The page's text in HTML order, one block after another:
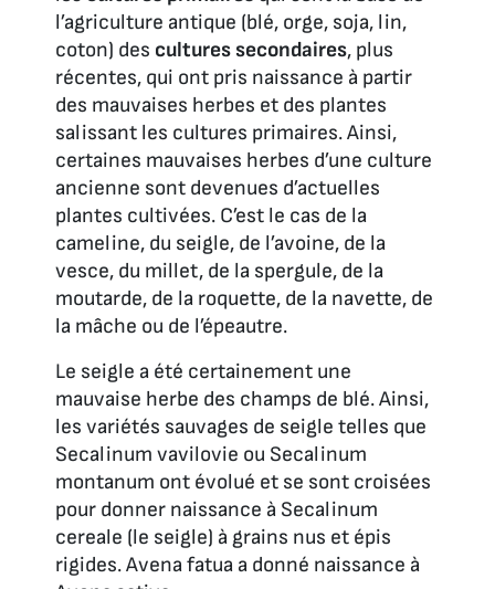
l’agriculture antique (blé, orge, soja, lin,
coton) des cultures secondaires, plus
récentes, qui ont pris naissance à partir
des mauvaises herbes et des plantes
salissant les cultures primaires. Ainsi,
certaines mauvaises herbes d’une culture
ancienne sont devenues d’actuelles
plantes cultivées. C’est le cas de la
cameline, du seigle, de l’avoine, de la
vesce, du millet, de la spergule, de la
moutarde, de la roquette, de la navette, de
la mâche ou de l’épeautre.
Le seigle a été certainement une
mauvaise herbe des champs de blé. Ainsi,
les variétés sauvages de seigle telles que
Secalinum vavilovie ou Secalinum
montanum ont évolué et se sont croisées
pour donner naissance à Secalinum
cereale (le seigle) à grains nus et épis
rigides.Avena fatua a donné naissance à